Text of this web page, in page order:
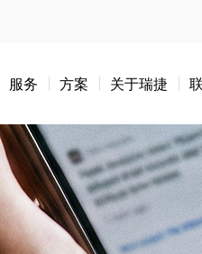
服务
项目管理
方案
服务 既有建筑
关于瑞捷